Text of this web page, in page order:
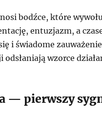
bodźce, które
entuzjazm, a
i świadome
wzorce
— pierwszy